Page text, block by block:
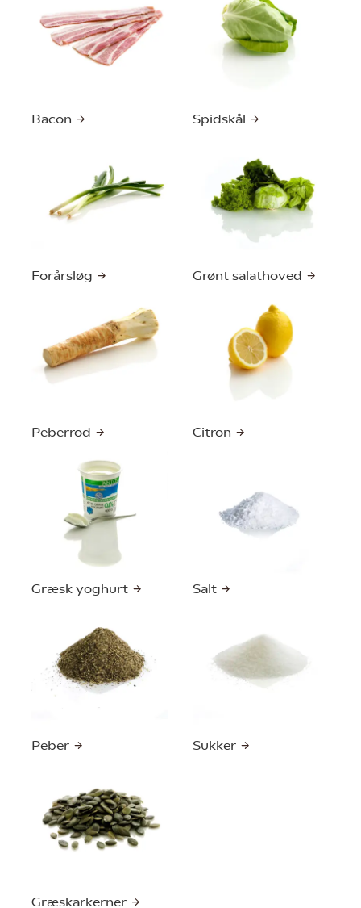
Bacon Spidskål
Forårsløg Grønt salathoved
Peberrod Citron
Græsk yoghurt Salt
Peber Sukker
Græskarkerner